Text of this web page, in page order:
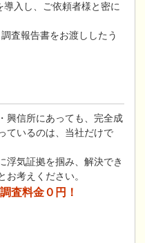
入し、ご依頼者様と密に
査報告書をお渡ししたう
興信所にあっても、完全成
ているのは、当社だけで
浮気証拠を掴み、解決でき
お考えください。
査料金０円！